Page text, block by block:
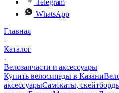
Telegram
WhatsApp
Главная
-
Каталог
-
Велозапчасти и аксессуары
Купить велосипеды в Казани
аксессуарыСамокаты,